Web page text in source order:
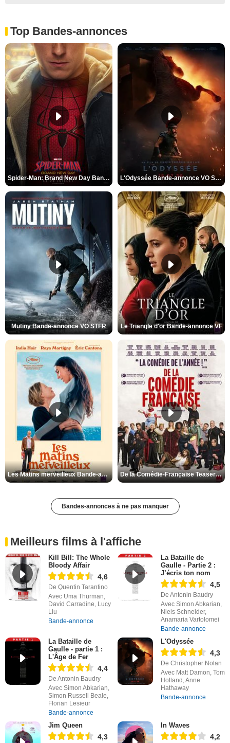
Top Bandes-annonces
Spider-Man: Brand New Day Bande-annonce VO STFR L'Odyssée Bande-annonce VO STFR
Mutiny Bande-annonce VO STFR Le Triangle d'or Bande-annonce VF
Les Matins merveilleux Bande-annonce VF De la Comédie-Française Teaser VF
Bandes-annonces à ne pas manquer
Meilleurs films à l'affiche
Kill Bill: The Whole
Bloody Affair
4,6
De Quentin Tarantino
Avec Uma Thurman,
David Carradine, Lucy
Liu
Bande-annonce
La Bataille de
Gaulle - Partie 2 :
J’écris ton nom
4,5
De Antonin Baudry
Avec Simon Abkarian,
Niels Schneider,
Anamaria Vartolomei
Bande-annonce
La Bataille de
Gaulle - partie 1 :
L'Âge de Fer
4,4
De Antonin Baudry
Avec Simon Abkarian,
Simon Russell Beale,
Florian Lesieur
Bande-annonce
L'Odyssée
4,3
De Christopher Nolan
Avec Matt Damon, Tom
Holland, Anne
Hathaway
Bande-annonce
Jim Queen
4,3
In Waves
4,2